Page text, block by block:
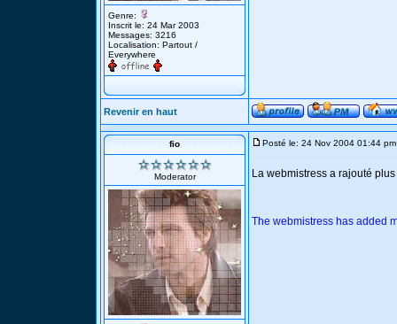
Genre:
Inscrit le: 24 Mar 2003
Messages: 3216
Localisation: Partout /
Everywhere
Revenir en haut
fio
Moderator
Posté le: 24 Nov 2004 01:44 pm
La webmistress a rajouté
The webmistress has added